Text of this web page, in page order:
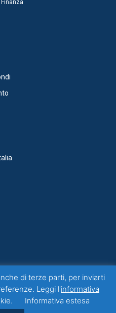
giornalistica in quanto viene
di terze parti, per inviarti
Leggi l'informativa
Informativa estesa